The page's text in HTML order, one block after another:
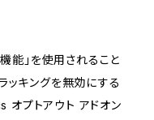
」を使用されること
ッキングを無効にする
プトアウト アドオン